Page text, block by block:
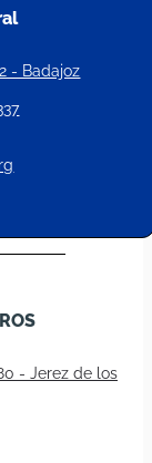
- Badajoz
- Jerez de los